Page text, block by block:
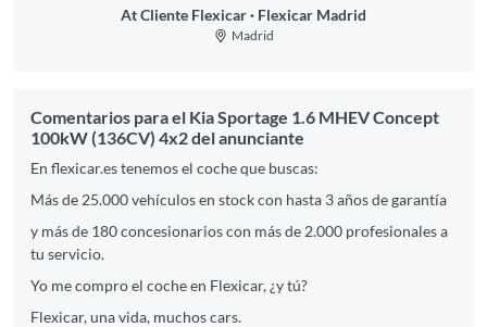
At Cliente Flexicar Flexicar Madrid
Madrid
Comentarios para el Kia Sportage 1.6 MHEV Concept
100kW (136CV) 4x2 del anunciante
En flexicar.es tenemos el coche que buscas:
Más de 25.000 vehículos en stock con hasta 3 años de garantía
y más de 180 concesionarios con más de 2.000 profesionales a
tu servicio.
Yo me compro el coche en Flexicar, ¿y tú?
Flexicar, una vida, muchos cars.